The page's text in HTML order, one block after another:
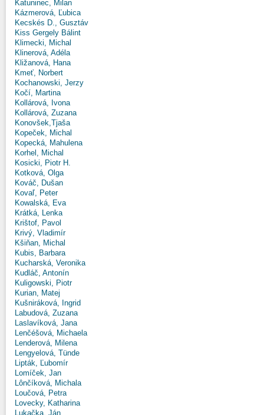
Katuninec, Milan
Kázmerová, Ľubica
Kecskés D., Gusztáv
Kiss Gergely Bálint
Klimecki, Michal
Klinerová, Adéla
Kližanová, Hana
Kmeť, Norbert
Kochanowski, Jerzy
Kočí, Martina
Kollárová, Ivona
Kollárová, Zuzana
Konovšek,Tjaša
Kopeček, Michal
Kopecká, Mahulena
Korhel, Michal
Kosicki, Piotr H.
Kotková, Olga
Kováč, Dušan
Kovaľ, Peter
Kowalská, Eva
Krátká, Lenka
Krištof, Pavol
Krivý, Vladimír
Kšiňan, Michal
Kubis, Barbara
Kucharská, Veronika
Kudláč, Antonín
Kuligowski, Piotr
Kurian, Matej
Kušniráková, Ingrid
Labudová, Zuzana
Laslavíková, Jana
Lenčéšová, Michaela
Lenderová, Milena
Lengyelová, Tünde
Lipták, Ľubomír
Lomíček, Jan
Lônčíková, Michala
Loučová, Petra
Lovecky, Katharina
Lukačka, Ján